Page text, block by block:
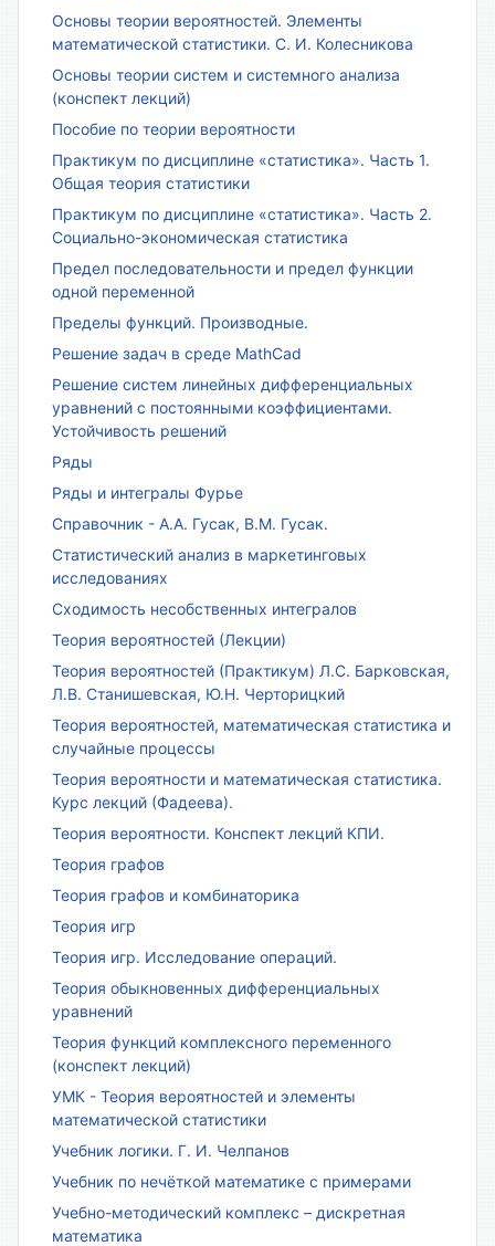
Основы теории вероятностей. Элементы
математической статистики. С. И. Колесникова
Основы теории систем и системного анализа
(конспект лекций)
Пособие по теории вероятности
Практикум по дисциплине «статистика». Часть 1.
Общая теория статистики
Практикум по дисциплине «статистика». Часть 2.
Социально-экономическая статистика
Предел последовательности и предел функции
одной переменной
Пределы функций. Производные.
Решение задач в среде MathCad
Решение систем линейных дифференциальных
уравнений с постоянными коэффициентами.
Устойчивость решений
Ряды
Ряды и интегралы Фурье
Справочник - А.А. Гусак, В.М. Гусак.
Статистический анализ в маркетинговых
исследованиях
Сходимость несобственных интегралов
Теория вероятностей (Лекции)
Теория вероятностей (Практикум) Л.С. Барковская,
Л.В. Станишевская, Ю.Н. Черторицкий
Теория вероятностей, математическая статистика и
случайные процессы
Теория вероятности и математическая статистика.
Курс лекций (Фадеева).
Теория вероятности. Конспект лекций КПИ.
Теория графов
Теория графов и комбинаторика
Теория игр
Теория игр. Исследование операций.
Теория обыкновенных дифференциальных
уравнений
Теория функций комплексного переменного
(конспект лекций)
УМК - Теория вероятностей и элементы
математической статистики
Учебник логики. Г. И. Челпанов
Учебник по нечёткой математике с примерами
Учебно-методический комплекс – дискретная
математика